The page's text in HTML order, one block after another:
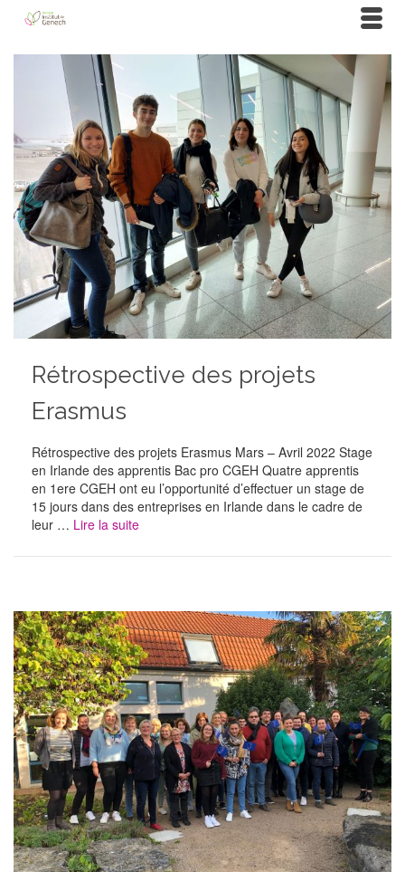
Rétrospective des projets
Erasmus
Rétrospective des projets Erasmus Mars – Avril 2022 Stage
en Irlande des apprentis Bac pro CGEH Quatre apprentis
en 1ere CGEH ont eu l’opportunité d’effectuer un stage de
15 jours dans des entreprises en Irlande dans le cadre de
leur … Lire la suite